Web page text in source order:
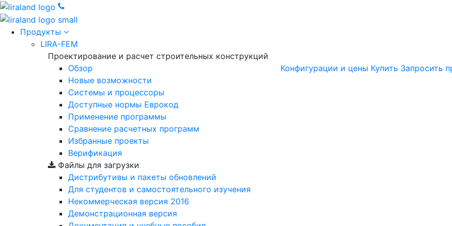
Продукты
LIRA-FEM
Проектирование и расчет строительных конструкций
Обзор
Новые возможности
Cистемы и процессоры
Доступные нормы Еврокод
Применение программы
Сравнение расчетных программ
Избранные проекты
Верификация
Конфигурации и цены Купить Запросить
Файлы для загрузки
Дистрибутивы и пакеты обновлений
Для студентов и самостоятельного изучения
Некоммерческая версия 2016
Демонстрационная версия